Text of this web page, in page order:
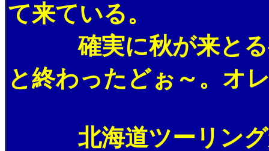
て来ている。
確実に秋が来とるべ
と終わったどぉ～。オ
北海道ツーリングか